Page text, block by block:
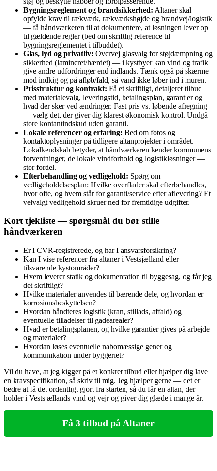
Bygningsreglement og brandsikkerhed: Altaner skal
opfylde krav til rækværk, rækværkshøjde og brandvej/logistik
— få håndværkeren til at dokumentere, at løsningen lever op
til gældende regler (bed om skriftlig reference til
bygningsreglementet i tilbuddet).
Glas, lyd og privatliv: Overvej glasvalg for støjdæmpning og
sikkerhed (lamineret/hærdet) — i kystbyer kan vind og trafik
give andre udfordringer end indlands. Tænk også på skærme
mod indkig og på afløb/fald, så vand ikke løber ind i muren.
Prisstruktur og kontrakt: Få et skriftligt, detaljeret tilbud
med materialevalg, leveringstid, betalingsplan, garantier og
hvad der sker ved ændringer. Fast pris vs. løbende afregning
— vælg det, der giver dig klarest økonomisk kontrol. Undgå
store kontantindskud uden garanti.
Lokale referencer og erfaring: Bed om fotos og
kontaktoplysninger på tidligere altanprojekter i området.
Lokalkendskab betyder, at håndværkeren kender kommunens
forventninger, de lokale vindforhold og logistikløsninger —
stor fordel.
Efterbehandling og vedligehold: Spørg om
vedligeholdelsesplan: Hvilke overflader skal efterbehandles,
hvor ofte, og hvem står for garanti/service efter aflevering? Et
velvalgt vedligehold skruer ned for fremtidige udgifter.
Kort tjekliste — spørgsmål du bør stille
håndværkeren
Er I CVR‑registrerede, og har I ansvarsforsikring?
Kan I vise referencer fra altaner i Vestsjælland eller
tilsvarende kystområder?
Hvem leverer statik og dokumentation til byggesag, og får jeg
det skriftligt?
Hvilke materialer anvendes til bærende dele, og hvordan er
korrosionsbeskyttelsen?
Hvordan håndteres logistik (kran, stillads, affald) og
eventuelle tilladelser til gadearealer?
Hvad er betalingsplanen, og hvilke garantier gives på arbejde
og materialer?
Hvordan løses eventuelle nabomæssige gener og
kommunikation under byggeriet?
Vil du have, at jeg kigger på et konkret tilbud eller hjælper dig lave
en kravspecifikation, så skriv til mig. Jeg hjælper gerne — det er
bedre at få det ordentligt gjort fra starten, så du får en altan, der
holder i Vestsjællands vind og vejr og giver dig glæde i mange år.
Få 3 tilbud på Altaner